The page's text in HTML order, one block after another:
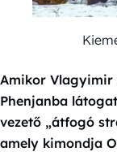
Amikor Vlagyimir
Phenjanba
vezető „átfogó
amely kimondja